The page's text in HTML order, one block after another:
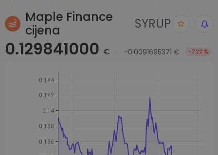
Maple Finance
cijena
SYRUP
0.129841000 € -0.0091695371 € -7.22 %